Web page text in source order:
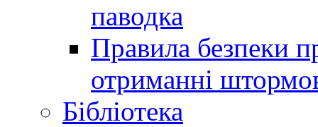
паводка
Правила безпеки
отриманні
Бібліотека